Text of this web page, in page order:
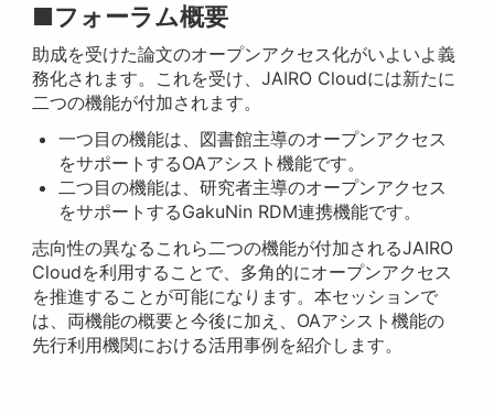
■フォーラム概要
助成を受けた論文のオープンアクセス化がいよいよ義
務化されます。これを受け、JAIRO Cloudには新たに
二つの機能が付加されます。
一つ目の機能は、図書館主導のオープンアクセス
をサポートするOAアシスト機能です。
二つ目の機能は、研究者主導のオープンアクセス
をサポートするGakuNin RDM連携機能です。
志向性の異なるこれら二つの機能が付加されるJAIRO
Cloudを利用することで、多角的にオープンアクセス
を推進することが可能になります。本セッションで
は、両機能の概要と今後に加え、OAアシスト機能の
先行利用機関における活用事例を紹介します。